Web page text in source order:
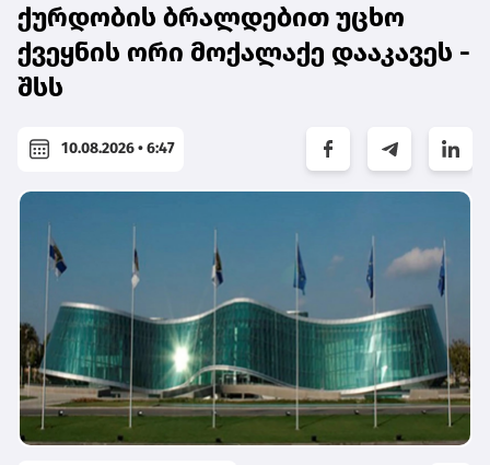
ქურდობის ბრალდებით უცხო
ქვეყნის ორი მოქალაქე დააკავეს -
შსს
10.08.2026 • 6:47